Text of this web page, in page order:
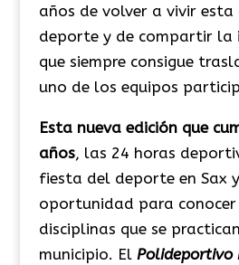
años de volver a vivir
deporte y de compartir la
que siempre consigue
uno de los equipos
Esta nueva edición que
años, las 24 horas
fiesta del deporte en Sax
oportunidad para
disciplinas que se
municipio. ElPolideportivo